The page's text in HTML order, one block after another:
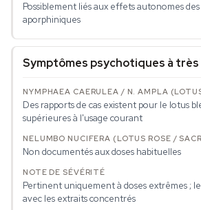
Possiblement liés aux effets autonomes
aporphiniques
Symptômes psychotiques à
Des rapports de cas existent pour le lotus
supérieures à l'usage courant
Non documentés aux doses habituelles
Pertinent uniquement à doses extrêmes ;
avec les extraits concentrés